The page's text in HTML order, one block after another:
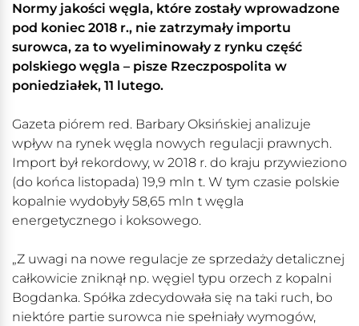
Normy jakości węgla, które zostały wprowadzone
pod koniec 2018 r., nie zatrzymały importu
surowca, za to wyeliminowały z rynku część
polskiego węgla – pisze Rzeczpospolita w
poniedziałek, 11 lutego.
Gazeta piórem red. Barbary Oksińskiej analizuje
wpływ na rynek węgla nowych regulacji prawnych.
Import był rekordowy, w 2018 r. do kraju przywieziono
(do końca listopada) 19,9 mln t. W tym czasie polskie
kopalnie wydobyły 58,65 mln t węgla
energetycznego i koksowego.
„Z uwagi na nowe regulacje ze sprzedaży detalicznej
całkowicie zniknął np. węgiel typu orzech z kopalni
Bogdanka. Spółka zdecydowała się na taki ruch, bo
niektóre partie surowca nie spełniały wymogów,